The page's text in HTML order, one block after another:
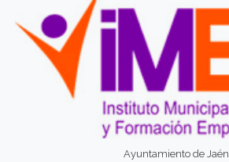
Ayuntamiento de Jaén